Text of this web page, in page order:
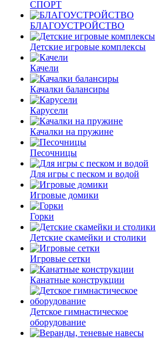
СПОРТ
БЛАГОУСТРОЙСТВО
Детские игровые комплексы
Качели
Качалки балансиры
Карусели
Качалки на пружине
Песочницы
Для игры с песком и водой
Игровые домики
Горки
Детские скамейки и столики
Игровые сетки
Канатные конструкции
Детское гимнастическое
оборудование